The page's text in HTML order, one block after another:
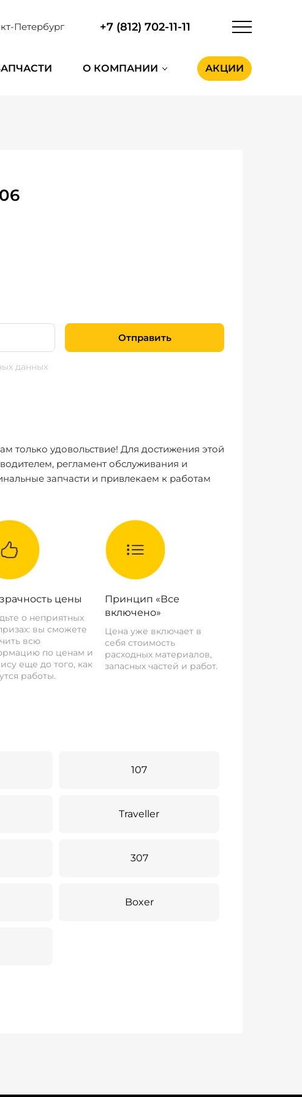
Петербург +7 (812) 702-11-11
О КОМПАНИИ АКЦИИ
Отправить
данных
только удовольствие! Для достижения этой
регламент обслуживания и
запчасти и привлекаем к работам
цены
о неприятных
вы сможете
всю
по ценам и
еще до того, как
работы.
Принцип «Все
включено»
Цена уже включает в
себя стоимость
расходных материалов,
запасных частей и работ.
107
Traveller
307
Boxer